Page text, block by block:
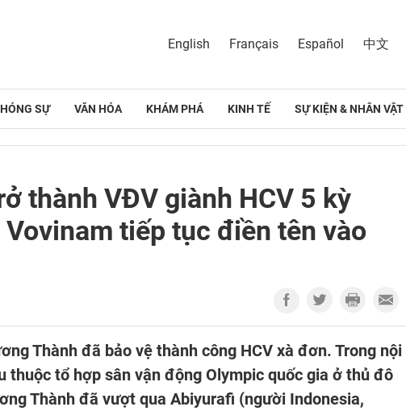
English Français Español 中文
SỰ VĂN HÓA KHÁM PHÁ KINH TẾ SỰ KIỆN & NHÂN VẬT
thành VĐV giành HCV 5 kỳ
tiếp tục điền tên vào
Thành đã bảo vệ thành công HCV xà đơn. Trong nội
tổ hợp sân vận động Olympic quốc gia ở thủ đô
Thành đã vượt qua Abiyurafi (người Indonesia,